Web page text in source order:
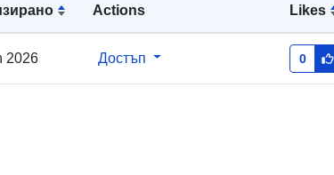
Actions Likes
2026 Достъп 0
Добавено към data.europa.eu:
March 2026